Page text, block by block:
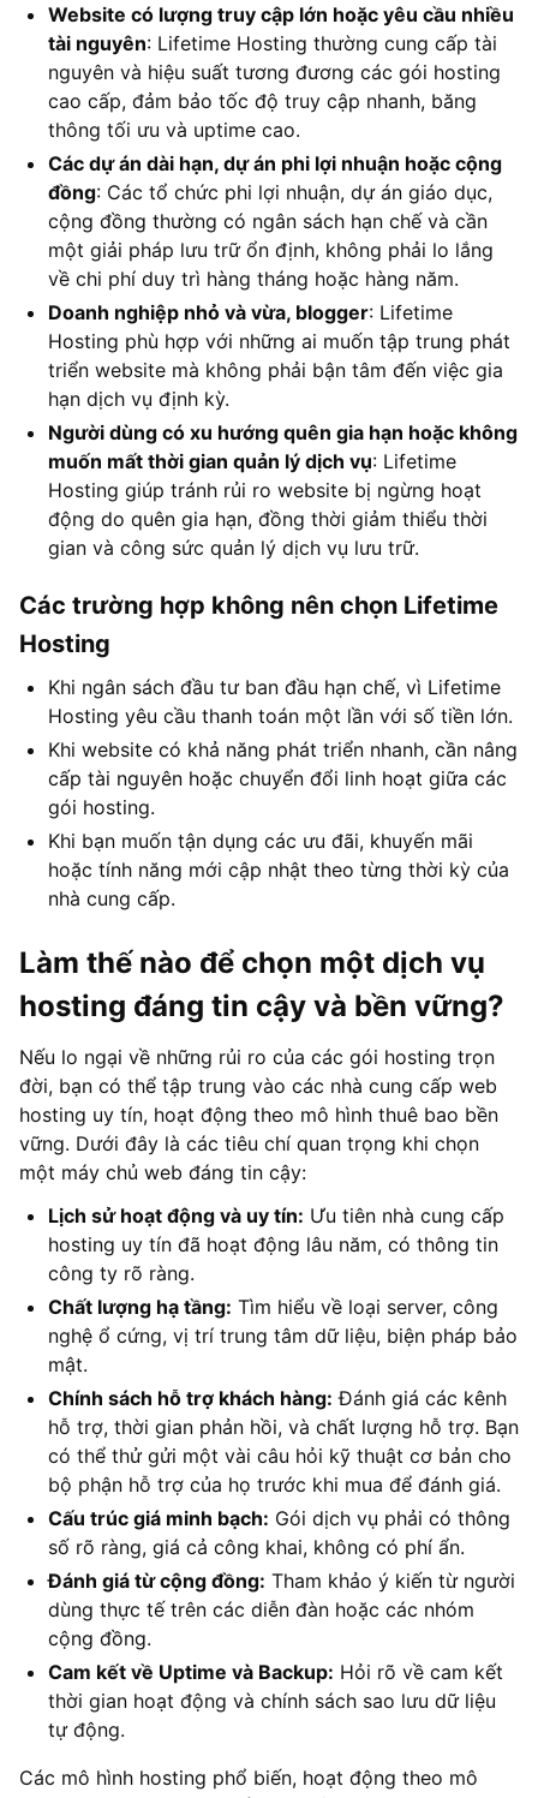
Website có lượng truy cập lớn hoặc yêu cầu nhiều
tài nguyên: Lifetime Hosting thường cung cấp tài
nguyên và hiệu suất tương đương các gói hosting
cao cấp, đảm bảo tốc độ truy cập nhanh, băng
thông tối ưu và uptime cao.
Các dự án dài hạn, dự án phi lợi nhuận hoặc cộng
đồng: Các tổ chức phi lợi nhuận, dự án giáo dục,
cộng đồng thường có ngân sách hạn chế và cần
một giải pháp lưu trữ ổn định, không phải lo lắng
về chi phí duy trì hàng tháng hoặc hàng năm.
Doanh nghiệp nhỏ và vừa, blogger: Lifetime
Hosting phù hợp với những ai muốn tập trung phát
triển website mà không phải bận tâm đến việc gia
hạn dịch vụ định kỳ.
Người dùng có xu hướng quên gia hạn hoặc không
muốn mất thời gian quản lý dịch vụ: Lifetime
Hosting giúp tránh rủi ro website bị ngừng hoạt
động do quên gia hạn, đồng thời giảm thiểu thời
gian và công sức quản lý dịch vụ lưu trữ.
Các trường hợp không nên chọn Lifetime
Hosting
Khi ngân sách đầu tư ban đầu hạn chế, vì Lifetime
Hosting yêu cầu thanh toán một lần với số tiền lớn.
Khi website có khả năng phát triển nhanh, cần nâng
cấp tài nguyên hoặc chuyển đổi linh hoạt giữa các
gói hosting.
Khi bạn muốn tận dụng các ưu đãi, khuyến mãi
hoặc tính năng mới cập nhật theo từng thời kỳ của
nhà cung cấp.
Làm thế nào để chọn một dịch vụ
hosting đáng tin cậy và bền vững?
Nếu lo ngại về những rủi ro của các gói hosting trọn
đời, bạn có thể tập trung vào các nhà cung cấp web
hosting uy tín, hoạt động theo mô hình thuê bao bền
vững. Dưới đây là các tiêu chí quan trọng khi chọn
một máy chủ web đáng tin cậy:
Lịch sử hoạt động và uy tín: Ưu tiên nhà cung cấp
hosting uy tín đã hoạt động lâu năm, có thông tin
công ty rõ ràng.
Chất lượng hạ tầng: Tìm hiểu về loại server, công
nghệ ổ cứng, vị trí trung tâm dữ liệu, biện pháp bảo
mật.
Chính sách hỗ trợ khách hàng: Đánh giá các kênh
hỗ trợ, thời gian phản hồi, và chất lượng hỗ trợ. Bạn
có thể thử gửi một vài câu hỏi kỹ thuật cơ bản cho
bộ phận hỗ trợ của họ trước khi mua để đánh giá.
Cấu trúc giá minh bạch: Gói dịch vụ phải có thông
số rõ ràng, giá cả công khai, không có phí ẩn.
Đánh giá từ cộng đồng: Tham khảo ý kiến từ người
dùng thực tế trên các diễn đàn hoặc các nhóm
cộng đồng.
Cam kết về Uptime và Backup: Hỏi rõ về cam kết
thời gian hoạt động và chính sách sao lưu dữ liệu
tự động.
Các mô hình hosting phổ biến, hoạt động theo mô